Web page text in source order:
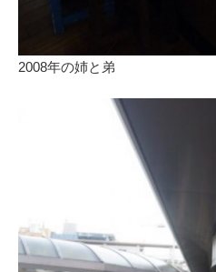
2008年の姉と弟